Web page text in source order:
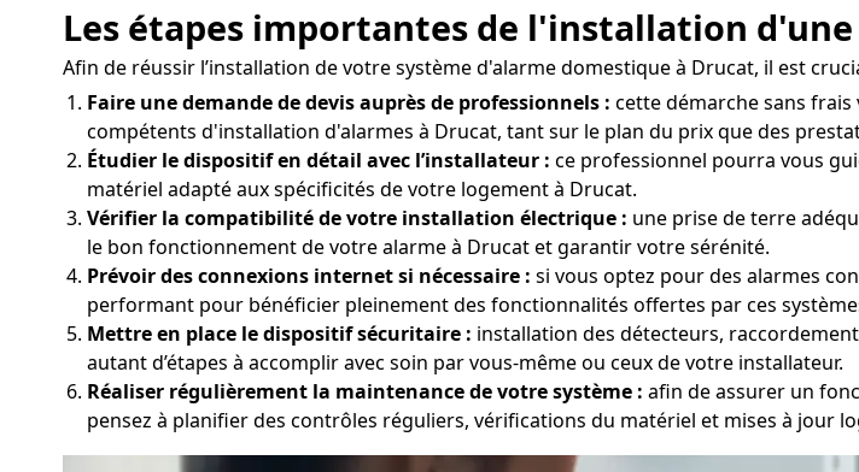
Les étapes importantes de l'installation
Afin de réussir l’installation de votre système d'alarme domestique à Drucat, il est
Faire une demande de devis auprès de professionnels : cette démarche sans
compétents d'installation d'alarmes à Drucat, tant sur le plan du prix que des
Étudier le dispositif en détail avec l’installateur : ce professionnel pourra vous
matériel adapté aux spécificités de votre logement à Drucat.
Vérifier la compatibilité de votre installation électrique : une prise de terre
le bon fonctionnement de votre alarme à Drucat et garantir votre sérénité.
Prévoir des connexions internet si nécessaire : si vous optez pour des alarmes
performant pour bénéficier pleinement des fonctionnalités offertes par ces
Mettre en place le dispositif sécuritaire : installation des détecteurs,
autant d’étapes à accomplir avec soin par vous-même ou ceux de votre installateur.
Réaliser régulièrement la maintenance de votre système : afin de assurer un
pensez à planifier des contrôles réguliers, vérifications du matériel et mises à jour